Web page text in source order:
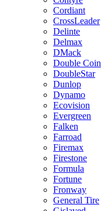
Cordiant
CrossLeader
Delinte
Delmax
DMack
Double Coin
DoubleStar
Dunlop
Dynamo
Ecovision
Evergreen
Falken
Farroad
Firemax
Firestone
Formula
Fortune
Fronway
General Tire